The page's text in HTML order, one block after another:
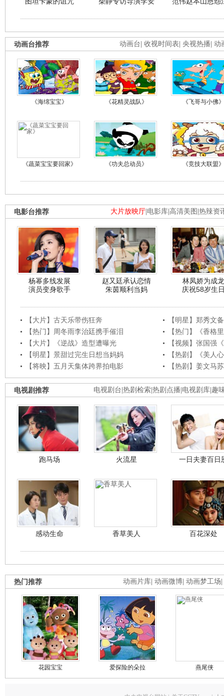
动画台 收视时间表 央视热播 动
动画台推荐
《海绵宝宝》 《花精灵战队》 《飞哥与小佛》
《蔬菜宝宝要回家》 《功夫总动员》 《竞技大联盟》
大片放映厅 电影库 高清美图 热辣资
电影台推荐
杨幂多线发展
演员变身歌手
赵又廷承认恋情
朱茵顺利当妈
林凤娇为成龙
庆祝58岁生
【大片】古天乐带伤狂奔
【明星】郑秀文
【热门】周冬雨李治廷携手催泪
【热门】《香格
【大片】《逆战》造型遭曝光
【视频】张国强
【明星】景甜过完生日想当妈妈
【热剧】《美人
【将映】五月天集体跨界拍电影
【热剧】姜文马
电视剧台 热剧检索 热剧点播 电视剧库 趣
电视剧推荐
跑马场 火流星 一日夫妻百日
感动生命 香草美人 百花深处
动画片库 动画微博 动画梦工场
热门推荐
花园宝宝 爱探险的朵拉 燕尾侠